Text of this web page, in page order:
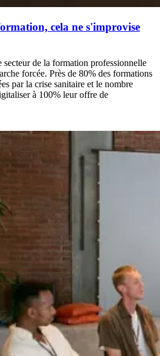
cela ne s'improvise
secteur de la formation professionnelle
forcée. Près de 80% des formations
par la crise sanitaire et le nombre
à 100% leur offre de